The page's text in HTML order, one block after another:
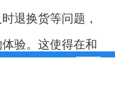
退换货等问题 ，
验。这使得在和